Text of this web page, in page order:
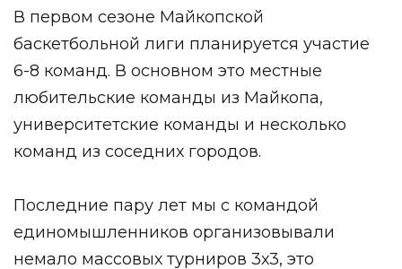
В первом сезоне Майкопской
баскетбольной лиги планируется участие
6-8 команд. В основном это местные
любительские команды из Майкопа,
университетские команды и несколько
команд из соседних городов.
Последние пару лет мы с командой
единомышленников организовывали
немало массовых турниров 3х3, это